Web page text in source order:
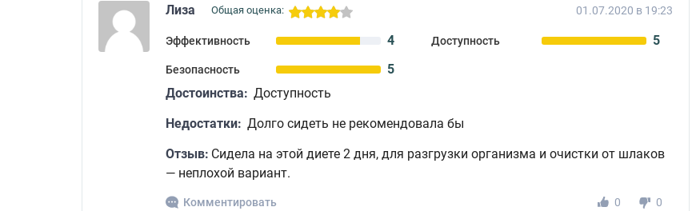
Лиза Общая оценка: 01.07.2020 в 19:23
Эффективность 4 Доступность 5
Безопасность
5
Достоинства: Доступность
Недостатки: Долго сидеть не рекомендовала бы
Отзыв: Сидела на этой диете 2 дня, для разгрузки организма и очистки от шлаков
— неплохой вариант.
Комментировать 0 0